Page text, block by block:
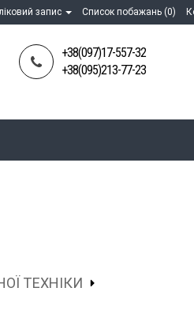
запис Список побажань (0)
+38(097)17-557-32
+38(095)213-77-23
ТЕХНІКИ